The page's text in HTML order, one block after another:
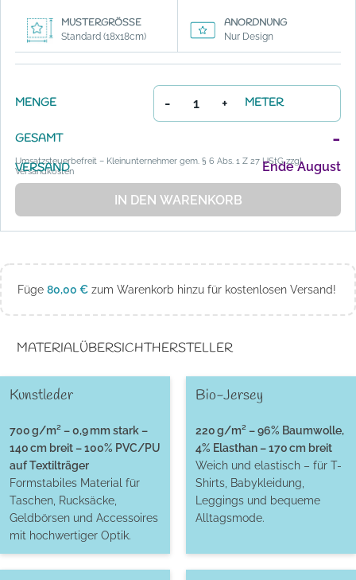
MUSTERGRÖSSE
Standard (18x18cm)
ANORDNUNG
Nur Design
MENGE - + METER
GESAMT -
Umsatzsteuerbefreit – Kleinunternehmer gem. § 6 Abs. 1 Z 27 UStG zzgl.
Versandkosten
VERSAND Ende August
IN DEN WARENKORB
Füge 80,00 € zum Warenkorb hinzu für kostenlosen Versand!
MATERIALÜBERSICHTHERSTELLER
Kunstleder
700 g/m² – 0,9 mm stark –
140 cm breit – 100% PVC/PU
auf Textilträger
Formstabiles Material für
Taschen, Rucksäcke,
Geldbörsen und Accessoires
mit hochwertiger Optik.
Bio-Jersey
220 g/m² – 96% Baumwolle,
4% Elasthan – 170 cm breit
Weich und elastisch – für T-
Shirts, Babykleidung,
Leggings und bequeme
Alltagsmode.